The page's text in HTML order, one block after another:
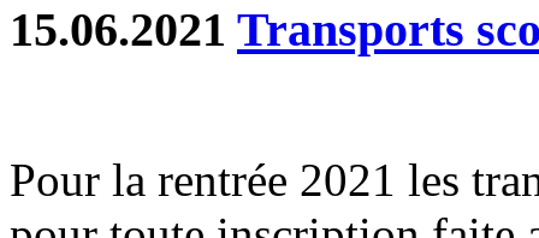
15.06.2021 Transports
Pour la rentrée 2021 les